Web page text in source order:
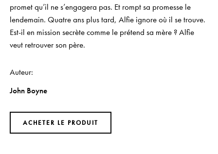
promet qu’il ne s’engagera pas. Et rompt sa promesse le
lendemain. Quatre ans plus tard, Alfie ignore où il se trouve.
Est-il en mission secrète comme le prétend sa mère ? Alfie
veut retrouver son père.
Auteur
John Boyne
ACHETER LE PRODUIT